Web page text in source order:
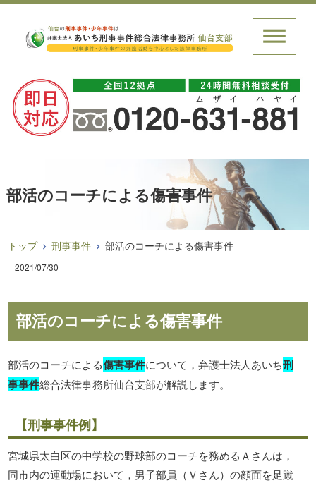
部活のコーチによる傷害事件
トップ 刑事事件 部活のコーチによる傷害事件
2021/07/30
部活のコーチによる傷害事件
部活のコーチによる傷害事件について，弁護士法人あいち刑
事事件総合法律事務所仙台支部が解説します。
【刑事事件例】
宮城県太白区の中学校の野球部のコーチを務めるＡさんは，
同市内の運動場において，男子部員（Ｖさん）の顔面を足蹴